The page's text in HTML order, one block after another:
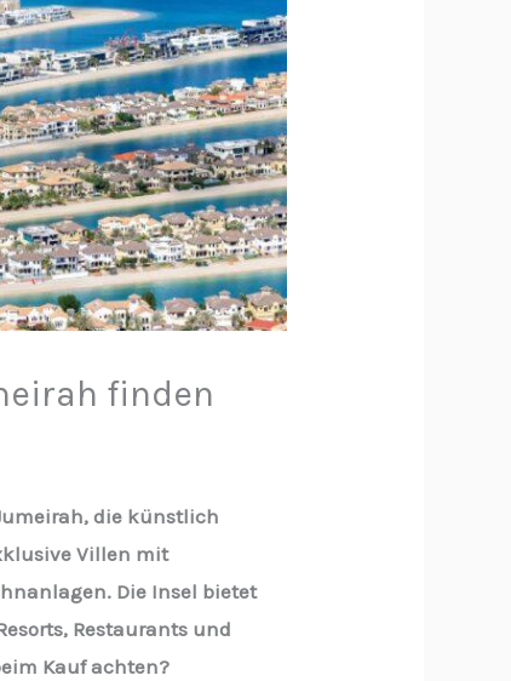
finden
die künstlich
Villen mit
Die Insel bietet
Restaurants und
Kauf achten?